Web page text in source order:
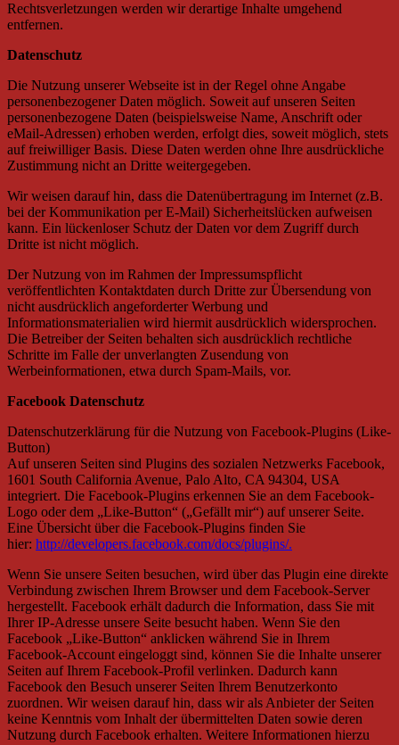
Rechtsverletzungen werden wir derartige Inhalte umgehend
entfernen.
Datenschutz
Die Nutzung unserer Webseite ist in der Regel ohne Angabe
personenbezogener Daten möglich. Soweit auf unseren Seiten
personenbezogene Daten (beispielsweise Name, Anschrift oder
eMail-Adressen) erhoben werden, erfolgt dies, soweit möglich, stets
auf freiwilliger Basis. Diese Daten werden ohne Ihre ausdrückliche
Zustimmung nicht an Dritte weitergegeben.
Wir weisen darauf hin, dass die Datenübertragung im Internet (z.B.
bei der Kommunikation per E-Mail) Sicherheitslücken aufweisen
kann. Ein lückenloser Schutz der Daten vor dem Zugriff durch
Dritte ist nicht möglich.
Der Nutzung von im Rahmen der Impressumspflicht
veröffentlichten Kontaktdaten durch Dritte zur Übersendung von
nicht ausdrücklich angeforderter Werbung und
Informationsmaterialien wird hiermit ausdrücklich widersprochen.
Die Betreiber der Seiten behalten sich ausdrücklich rechtliche
Schritte im Falle der unverlangten Zusendung von
Werbeinformationen, etwa durch Spam-Mails, vor.
Facebook Datenschutz
Datenschutzerklärung für die Nutzung von Facebook-Plugins (Like-
Button)
Auf unseren Seiten sind Plugins des sozialen Netzwerks Facebook,
1601 South California Avenue, Palo Alto, CA 94304, USA
integriert. Die Facebook-Plugins erkennen Sie an dem Facebook-
Logo oder dem „Like-Button“ („Gefällt mir“) auf unserer Seite.
Eine Übersicht über die Facebook-Plugins finden Sie
hier: http://developers.facebook.com/docs/plugins/.
Wenn Sie unsere Seiten besuchen, wird über das Plugin eine direkte
Verbindung zwischen Ihrem Browser und dem Facebook-Server
hergestellt. Facebook erhält dadurch die Information, dass Sie mit
Ihrer IP-Adresse unsere Seite besucht haben. Wenn Sie den
Facebook „Like-Button“ anklicken während Sie in Ihrem
Facebook-Account eingeloggt sind, können Sie die Inhalte unserer
Seiten auf Ihrem Facebook-Profil verlinken. Dadurch kann
Facebook den Besuch unserer Seiten Ihrem Benutzerkonto
zuordnen. Wir weisen darauf hin, dass wir als Anbieter der Seiten
keine Kenntnis vom Inhalt der übermittelten Daten sowie deren
Nutzung durch Facebook erhalten. Weitere Informationen hierzu